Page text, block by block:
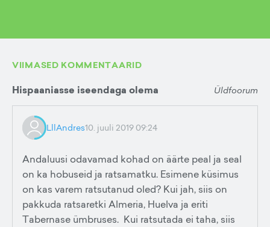
VIIMASED KOMMENTAARID
Hispaaniasse iseendaga olema Üldfoorum
LllAndres10. juuli 2019 09:24
Andaluusi odavamad kohad on äärte peal ja seal
on ka hobuseid ja ratsamatku. Esimene küsimus
on kas varem ratsutanud oled? Kui jah, siis on
pakkuda ratsaretki Almeria, Huelva ja eriti
Tabernase ümbruses. Kui ratsutada ei taha, siis